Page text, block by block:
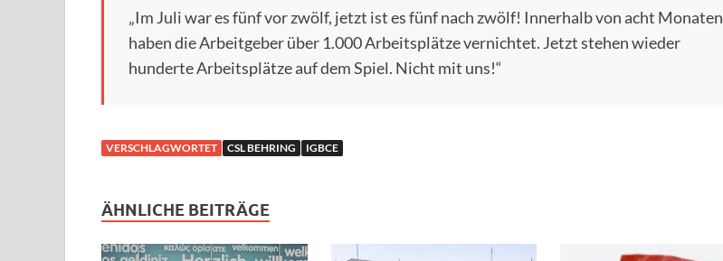
„Im Juli war es fünf vor zwölf, jetzt ist es fünf nach zwölf! Innerhalb von acht Monaten
haben die Arbeitgeber über 1.000 Arbeitsplätze vernichtet. Jetzt stehen wieder
hunderte Arbeitsplätze auf dem Spiel. Nicht mit uns!“
VERSCHLAGWORTET CSL BEHRING IGBCE
ÄHNLICHE BEITRÄGE